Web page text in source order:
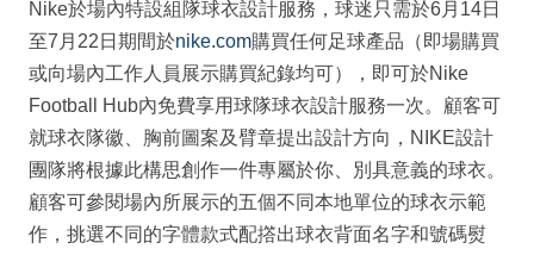
Nike於場內特設組隊球衣設計服務，球迷只需於6月14日
至7月22日期間於nike.com購買任何足球產品（即場購買
或向場內工作人員展示購買紀錄均可），即可於Nike
Football Hub內免費享用球隊球衣設計服務一次。顧客可
就球衣隊徽、胸前圖案及臂章提出設計方向，NIKE設計
團隊將根據此構思創作一件專屬於你、別具意義的球衣。
顧客可參閱場內所展示的五個不同本地單位的球衣示範
作，挑選不同的字體款式配撘出球衣背面名字和號碼熨